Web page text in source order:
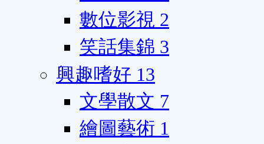
數位影視 2
笑話集錦 3
興趣嗜好 13
文學散文 7
繪圖藝術 1